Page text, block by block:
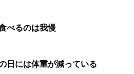
べるのは我慢
日には体重が減っている